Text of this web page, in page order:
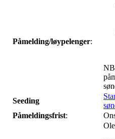
Påmelding/løypelenger:
Seeding
Påmeldingsfrist: